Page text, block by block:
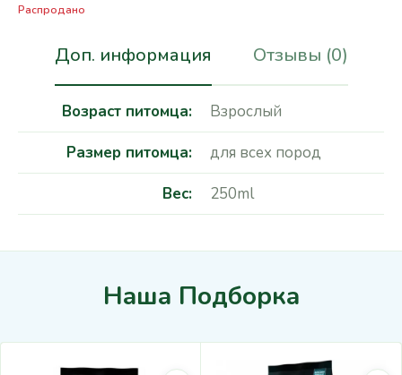
Распродано
Доп. информация Отзывы (0)
Возраст питомца
Взрослый
Размер питомца
для всех пород
Вес
250ml
Наша Подборка